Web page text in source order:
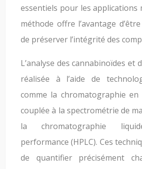
essentiels pour les applications
méthode offre l’avantage
de préserver l’intégrité des
L’analyse des cannabinoïdes et
réalisée à l’aide de
comme la chromatographie en
couplée à la spectrométrie de
la chromatographie
performance (HPLC). Ces
de quantifier précisément